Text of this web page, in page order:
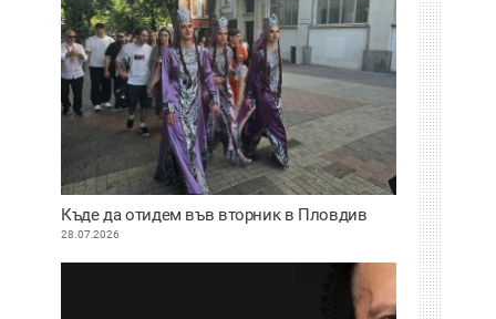
Къде да отидем във вторник в Пловдив
28.07.2026